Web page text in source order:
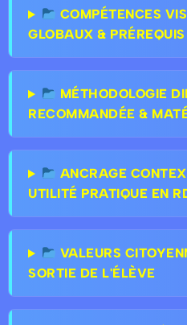
COMPÉTENCES
GLOBAUX & PRÉREQUIS
MÉTHODOLOGIE
RECOMMANDÉE &
ANCRAGE
UTILITÉ PRATIQUE EN
VALEURS
SORTIE DE L'ÉLÈVE